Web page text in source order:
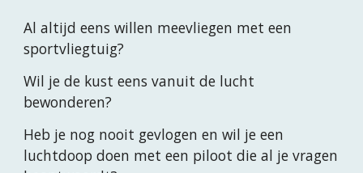
Al altijd eens willen meevliegen met een
sportvliegtuig?
Wil je de kust eens vanuit de lucht
bewonderen?
Heb je nog nooit gevlogen en wil je een
luchtdoop doen met een piloot die al je vragen